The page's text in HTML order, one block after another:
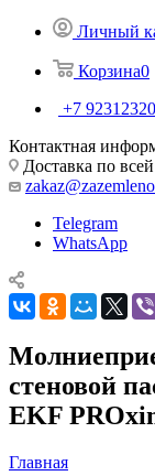
Личный
Корзина0
+7
Контактная
Доставка по
Telegram
WhatsApp
стеновой
EKF
Главная